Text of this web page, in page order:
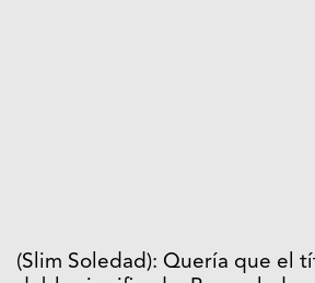
(Slim Soledad): Quería que el